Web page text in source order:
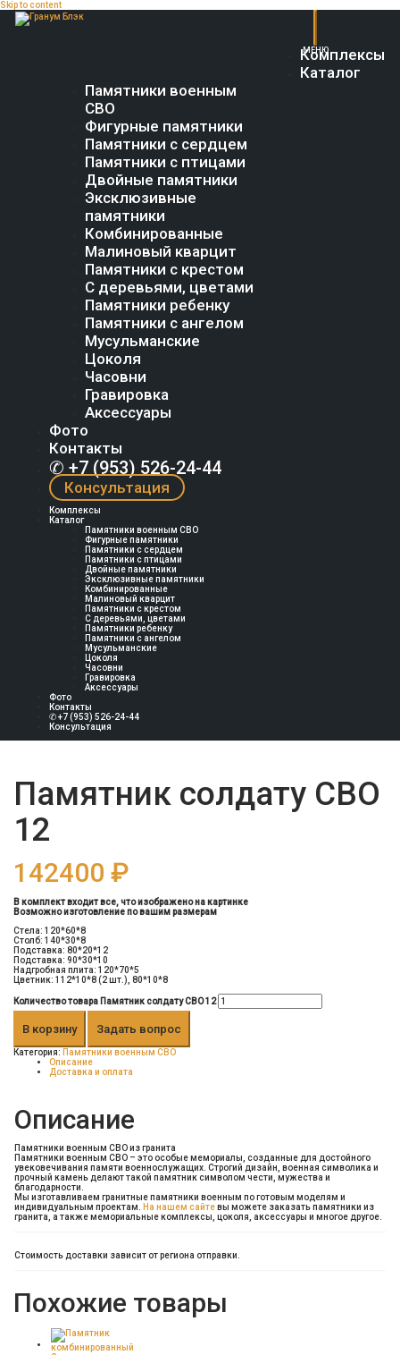
Skip to content
Комплексы
Каталог
Памятники военным
СВО
Фигурные памятники
Памятники с сердцем
Памятники с птицами
Двойные памятники
Эксклюзивные
памятники
Комбинированные
Малиновый кварцит
Памятники с крестом
С деревьями, цветами
Памятники ребенку
Памятники с ангелом
Мусульманские
Цоколя
Часовни
Гравировка
Аксессуары
Фото
Контакты
✆ +7 (953) 526-24-44
Консультация
Комплексы
Каталог
Памятники военным СВО
Фигурные памятники
Памятники с сердцем
Памятники с птицами
Двойные памятники
Эксклюзивные памятники
Комбинированные
Малиновый кварцит
Памятники с крестом
С деревьями, цветами
Памятники ребенку
Памятники с ангелом
Мусульманские
Цоколя
Часовни
Гравировка
Аксессуары
Фото
Контакты
✆ +7 (953) 526-24-44
Консультация
Памятник солдату СВО
12
142400 ₽
В комплект входит все, что изображено на картинке
Возможно изготовление по вашим размерам
Стела: 120*60*8
Столб: 140*30*8
Подставка: 80*20*12
Подставка: 90*30*10
Надгробная плита: 120*70*5
Цветник: 112*10*8 (2 шт.), 80*10*8
Количество товара Памятник солдату СВО 12
В корзину Задать вопрос
Категория: Памятники военным СВО
Описание
Доставка и оплата
Описание
Памятники военным СВО из гранита
Памятники военным СВО – это особые мемориалы, созданные для достойного
увековечивания памяти военнослужащих. Строгий дизайн, военная символика и
прочный камень делают такой памятник символом чести, мужества и
благодарности.
Мы изготавливаем гранитные памятники военным по готовым моделям и
индивидуальным проектам.
На нашем сайтевы можете заказать памятники из
гранита, а также мемориальные комплексы, цоколя, аксессуары и многое другое.
Стоимость доставки зависит от региона отправки.
Похожие товары